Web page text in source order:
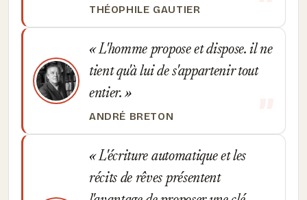
THÉOPHILE GAUTIER
L'homme propose et dispose. il ne
tient qu'à lui de s'appartenir tout
entier.
ANDRÉ BRETON
L'écriture automatique et les
récits de rêves présentent